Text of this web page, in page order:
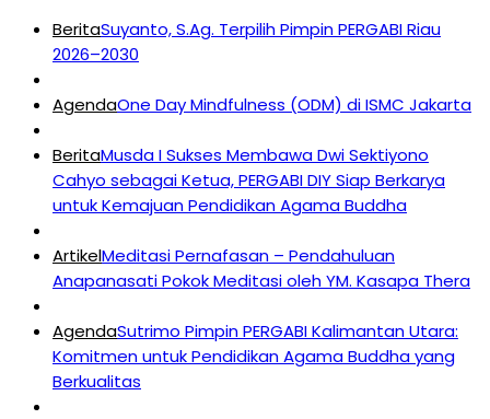
BeritaSuyanto, S.Ag. Terpilih Pimpin PERGABI Riau
2026–2030
AgendaOne Day Mindfulness (ODM) di ISMC Jakarta
BeritaMusda I Sukses Membawa Dwi Sektiyono
Cahyo sebagai Ketua, PERGABI DIY Siap Berkarya
untuk Kemajuan Pendidikan Agama Buddha
ArtikelMeditasi Pernafasan – Pendahuluan
Anapanasati Pokok Meditasi oleh YM. Kasapa Thera
AgendaSutrimo Pimpin PERGABI Kalimantan Utara:
Komitmen untuk Pendidikan Agama Buddha yang
Berkualitas